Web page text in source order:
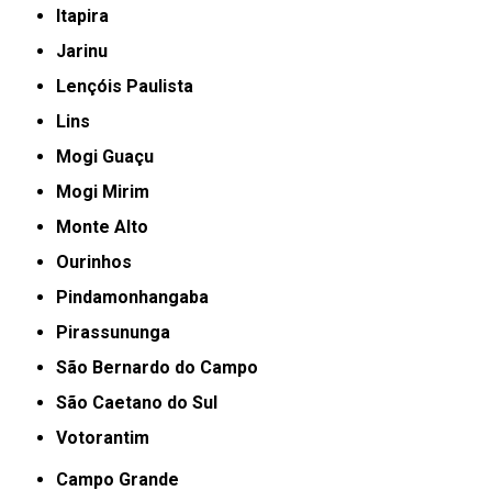
Itapira
Jarinu
Lençóis Paulista
Lins
Mogi Guaçu
Mogi Mirim
Monte Alto
Ourinhos
Pindamonhangaba
Pirassununga
São Bernardo do Campo
São Caetano do Sul
Votorantim
Campo Grande